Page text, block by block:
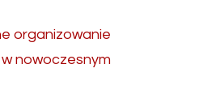
organizowanie
nowoczesnym